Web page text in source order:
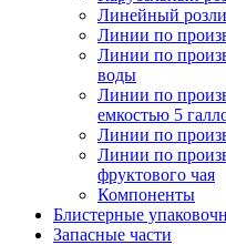
Линейный
Линии по
Линии по
воды
Линии по
емкостью 5
Линии по
Линии по
фруктового чая
Компоненты
Блистерные
Запасные части